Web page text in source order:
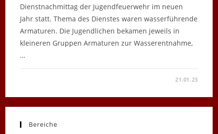
Dienstnachmittag der Jugendfeuerwehr im neuen
Jahr statt. Thema des Dienstes waren wasserführende
Armaturen. Die Jugendlichen bekamen jeweils in
kleineren Gruppen Armaturen zur Wasserentnahme,
…
DER
21.01.23
Bereiche